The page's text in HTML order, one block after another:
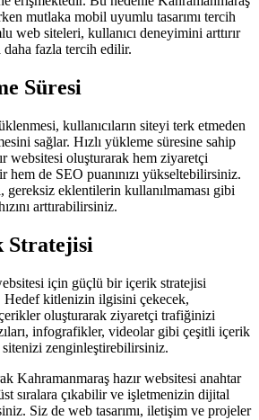
mutlaka mobil uyumlu tasarımı tercih
web siteleri, kullanıcı deneyimini arttırır
daha fazla tercih edilir.
Süresi
kullanıcıların siteyi terk etmeden
sağlar. Hızlı yükleme süresine sahip
websitesi oluşturarak hem ziyaretçi
hem de SEO puanınızı yükseltebilirsiniz.
gereksiz eklentilerin kullanılmaması gibi
arttırabilirsiniz.
Stratejisi
için güçlü bir içerik stratejisi
Hedef kitlenizin ilgisini çekecek,
oluşturarak ziyaretçi trafiğinizi
infografikler, videolar gibi çeşitli içerik
zenginleştirebilirsiniz.
Kahramanmaraş hazır websitesi anahtar
sıralara çıkabilir ve işletmenizin dijital
Siz de web tasarımı, iletişim ve projeler